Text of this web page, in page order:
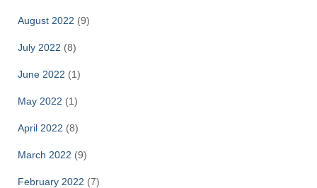
August 2022 (9)
July 2022 (8)
June 2022 (1)
May 2022 (1)
April 2022 (8)
March 2022 (9)
February 2022 (7)